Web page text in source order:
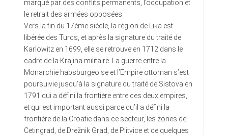
marqué par des conflits permanents, l’occupation et
le retrait des armées opposées.
Vers la fin du 17ème siècle, la région de Lika est
libérée des Turcs, et après la signature du traité de
Karlowitz en 1699, elle se retrouve en 1712 dans le
cadre de la Krajina militaire. La guerre entre la
Monarchie habsburgeoise et l’Empire ottoman s’est
poursuivie jusqu’à la signature du traité de Sistova en
1791 qui a défini la frontière entre ces deux empires,
et qui est important aussi parce qu’il a défini la
frontière de la Croatie dans ce secteur, les zones de
Cetingrad, de Drežnik Grad, de Plitvice et de quelques